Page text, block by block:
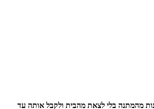
מהמתנה בלי לצאת מהבית ולקבל אותה עד